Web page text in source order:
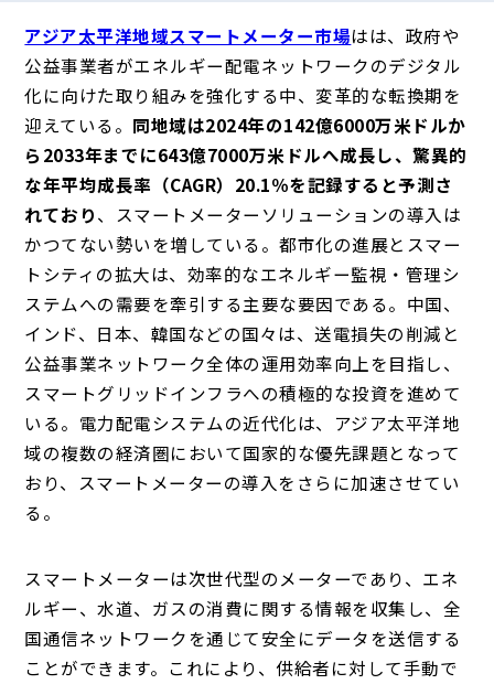
アジア太平洋地域スマートメーター市場はは、政府や
公益事業者がエネルギー配電ネットワークのデジタル
化に向けた取り組みを強化する中、変革的な転換期を
迎えている。 同地域は2024年の142億6000万米ドルか
ら2033年までに643億7000万米ドルへ成長し、驚異的
な年平均成長率（CAGR）20.1％を記録すると予測さ
れており、スマートメーターソリューションの導入は
かつてない勢いを増している。都市化の進展とスマー
トシティの拡大は、効率的なエネルギー監視・管理シ
ステムへの需要を牽引する主要な要因である。中国、
インド、日本、韓国などの国々は、送電損失の削減と
公益事業ネットワーク全体の運用効率向上を目指し、
スマートグリッドインフラへの積極的な投資を進めて
いる。電力配電システムの近代化は、アジア太平洋地
域の複数の経済圏において国家的な優先課題となって
おり、スマートメーターの導入をさらに加速させてい
る。
スマートメーターは次世代型のメーターであり、エネ
ルギー、水道、ガスの消費に関する情報を収集し、全
国通信ネットワークを通じて安全にデータを送信する
ことができます。これにより、供給者に対して手動で